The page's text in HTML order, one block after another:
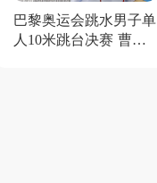
巴黎奥运会跳水男子单
人10米跳台决赛 曹缘